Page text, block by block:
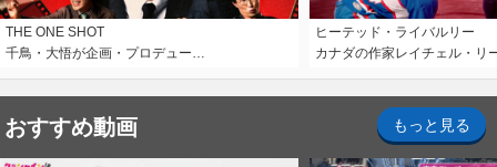
THE ONE SHOT
千鳥・大悟が企画・プロデュー…
ヒーテッド・ライバルリー
カナダの作家レイチェル・リ
おすすめ動画 もっと見る